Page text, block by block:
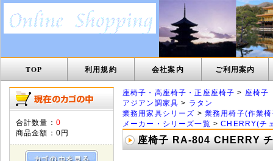
TOP 利用規約 会社案内 ご利用案内
合計数量： 0
商品金額： 0円
座椅子・高座椅子・正座座椅子 > 座椅子
アジアン調家具 > ラタン
業務用家具シリーズ > 業務用椅子(作業
メーカー・シリーズ一覧 >CHERRY(チ
座椅子 RA-804 CHERRY